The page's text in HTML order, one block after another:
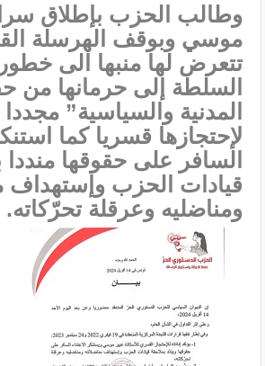
وطالب الحزب بإطلاق
موسي وبوقف الهرسلة
تتعرض لها منبها الى
السلطة إلى حرمانها من
المدنية والسياسية” مجددا
لإحتجازها قسريا كما
السافر على حقوقها منددا
قيادات الحزب وإستهداف
ومناضليه وعرقلة تحرّكاته.